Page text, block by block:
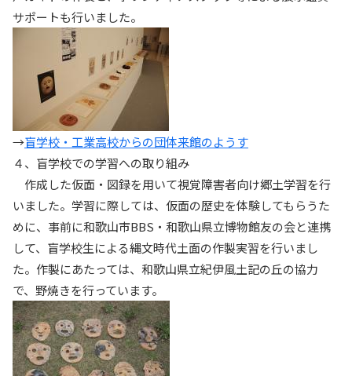
サポートも行いました。
→盲学校・工業高校からの団体来館のようす
４、盲学校での学習への取り組み
作成した仮面・図録を用いて視覚障害者向け郷土学習を行
いました。学習に際しては、仮面の歴史を体験してもらうた
めに、事前に和歌山市BBS・和歌山県立博物館友の会と連携
して、盲学校生による縄文時代土面の作製実習を行いまし
た。作製にあたっては、和歌山県立紀伊風土記の丘の協力
で、野焼きを行っています。